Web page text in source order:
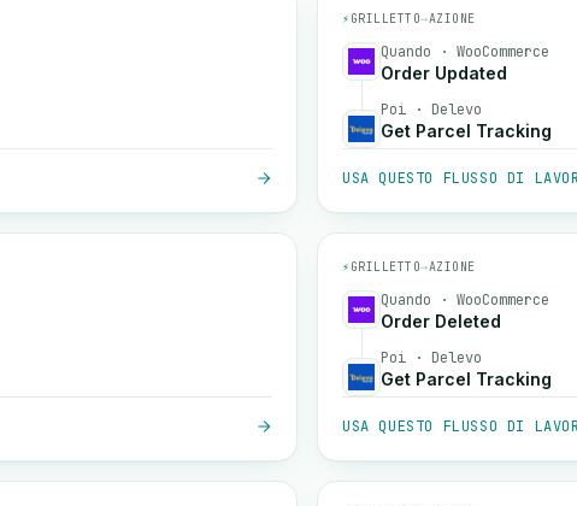
⚡ GRILLETTO→AZIONE
Quando · WooCommerce
Order Updated
Poi · Delevo
Get Parcel Tracking
USA QUESTO FLUSSO DI
⚡ GRILLETTO→AZIONE
Quando · WooCommerce
Order Deleted
Poi · Delevo
Get Parcel Tracking
USA QUESTO FLUSSO DI